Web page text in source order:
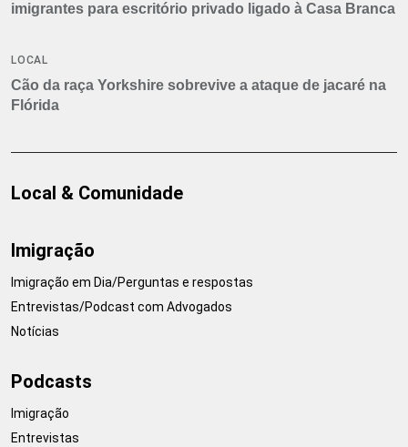
imigrantes para escritório privado ligado à Casa Branca
LOCAL
Cão da raça Yorkshire sobrevive a ataque de jacaré na
Flórida
Local & Comunidade
Imigração
Imigração em Dia/Perguntas e respostas
Entrevistas/Podcast com Advogados
Notícias
Podcasts
Imigração
Entrevistas